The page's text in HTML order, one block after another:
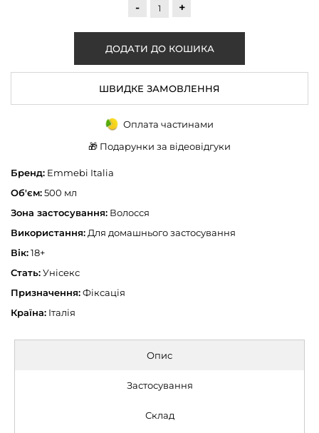
- +
ШВИДКЕ ЗАМОВЛЕННЯ
Оплата частинами
🎁 Подарунки за відеовідгуки
Бренд: Emmebi Italia
Об'єм:500 мл
Зона застосування: Волосся
Використання: Для домашнього застосування
Вік:18+
Стать:Унісекс
Призначення:Фіксація
Країна: Італія
Опис
Застосування
Склад